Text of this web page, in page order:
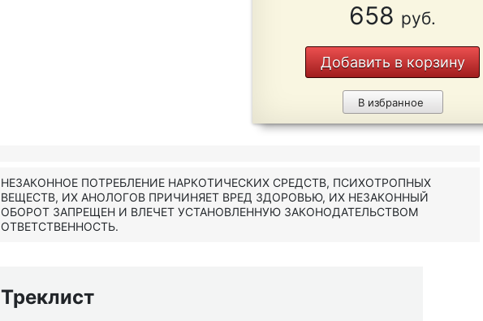
658 руб.
Добавить в корзину
В избранное
НЕЗАКОННОЕ ПОТРЕБЛЕНИЕ НАРКОТИЧЕСКИХ СРЕДСТВ, ПСИХОТРОПНЫХ
ВЕЩЕСТВ, ИХ АНОЛОГОВ ПРИЧИНЯЕТ ВРЕД ЗДОРОВЬЮ, ИХ НЕЗАКОННЫЙ
ОБОРОТ ЗАПРЕЩЕН И ВЛЕЧЕТ УСТАНОВЛЕННУЮ ЗАКОНОДАТЕЛЬСТВОМ
ОТВЕТСТВЕННОСТЬ.
Треклист